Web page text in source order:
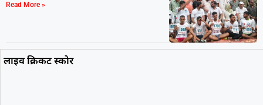
Read More »
लाइव क्रिकट स्कोर